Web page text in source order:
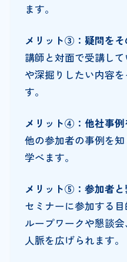
ます。
メリット③：疑問をそ
講師と対面で受講し
や深掘りしたい内容
す。
メリット④：他社事例
他の参加者の事例を
学べます。
メリット⑤：参加者と
セミナーに参加する
ループワークや懇談
人脈を広げられます。